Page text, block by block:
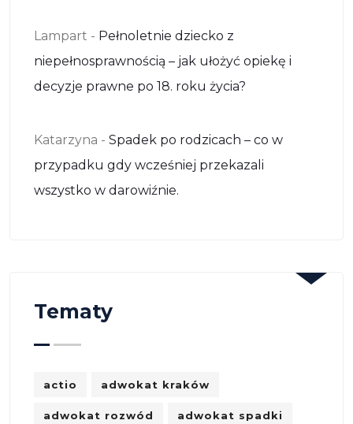
Lampart - Pełnoletnie dziecko z
niepełnosprawnością – jak ułożyć opiekę i
decyzje prawne po 18. roku życia?
Katarzyna - Spadek po rodzicach – co w
przypadku gdy wcześniej przekazali
wszystko w darowiźnie.
Tematy
actio adwokat kraków
adwokat rozwód adwokat spadki